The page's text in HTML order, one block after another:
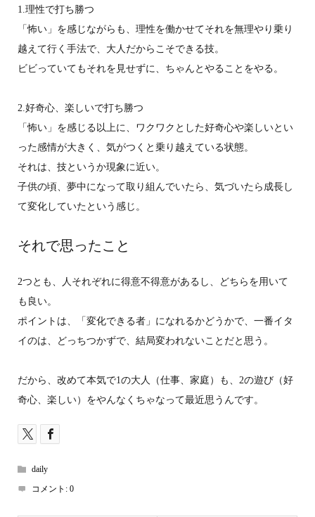
1.理性で打ち勝つ
「怖い」を感じながらも、理性を働かせてそれを無理やり乗り
越えて行く手法で、大人だからこそできる技。
ビビっていてもそれを見せずに、ちゃんとやることをやる。
2.好奇心、楽しいで打ち勝つ
「怖い」を感じる以上に、ワクワクとした好奇心や楽しいとい
った感情が大きく、気がつくと乗り越えている状態。
それは、技というか現象に近い。
子供の頃、夢中になって取り組んでいたら、気づいたら成長し
て変化していたという感じ。
それで思ったこと
2つとも、人それぞれに得意不得意があるし、どちらを用いて
も良い。
ポイントは、「変化できる者」になれるかどうかで、一番イタ
イのは、どっちつかずで、結局変われないことだと思う。
だから、改めて本気で1の大人（仕事、家庭）も、2の遊び（好
奇心、楽しい）をやんなくちゃなって最近思うんです。
daily
コメント: 0